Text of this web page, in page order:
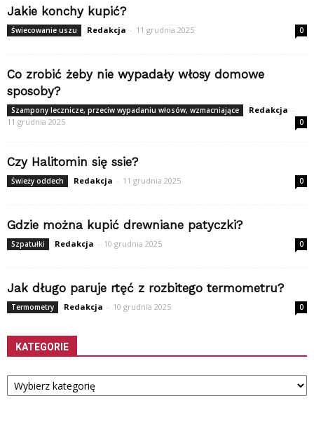
Jakie konchy kupić?
Świecowanie uszu Redakcja - 11 grudnia 2025 0
Co zrobić żeby nie wypadały włosy domowe
sposoby?
Szampony lecznicze, przeciw wypadaniu włosów, wzmacniające Redakcja -
11 grudnia 2025
0
Czy Halitomin się ssie?
Świeży oddech Redakcja - 11 grudnia 2025 0
Gdzie można kupić drewniane patyczki?
Szpatułki Redakcja - 10 grudnia 2025 0
Jak długo paruje rtęć z rozbitego termometru?
Termometry Redakcja - 10 grudnia 2025 0
KATEGORIE
Kategorie